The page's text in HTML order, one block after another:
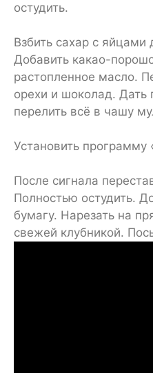
остудить.
Взбить сахар с
Добавить какао-
растопленное масло.
орехи и шоколад. Дать
перелить всё в чашу
Установить
После сигнала
Полностью остудить.
бумагу. Нарезать на
свежей клубникой.